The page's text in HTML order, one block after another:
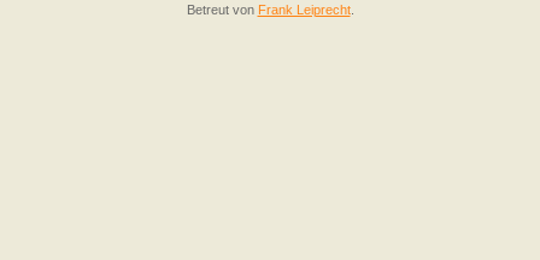
Betreut von Frank Leiprecht.